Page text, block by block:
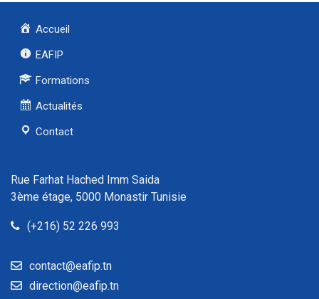
Accueil
EAFIP
Formations
Actualités
Contact
Rue Farhat Hached Imm Saida
3ème étage, 5000 Monastir Tunisie
(+216) 52 226 993
contact@eafip.tn
direction@eafip.tn